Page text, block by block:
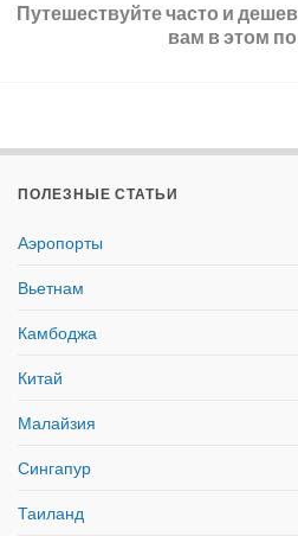
Путешествуйте часто и
вам в этом
ПОЛЕЗНЫЕ СТАТЬИ
Аэропорты
Вьетнам
Камбоджа
Китай
Малайзия
Сингапур
Таиланд